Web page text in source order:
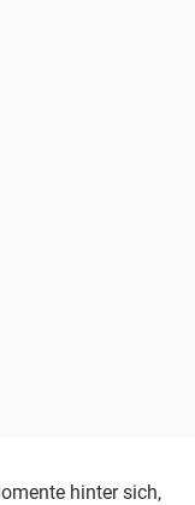
hinter sich,